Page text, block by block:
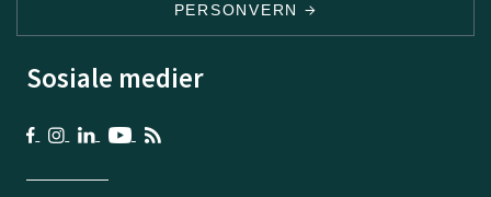
PERSONVERN
Sosiale medier